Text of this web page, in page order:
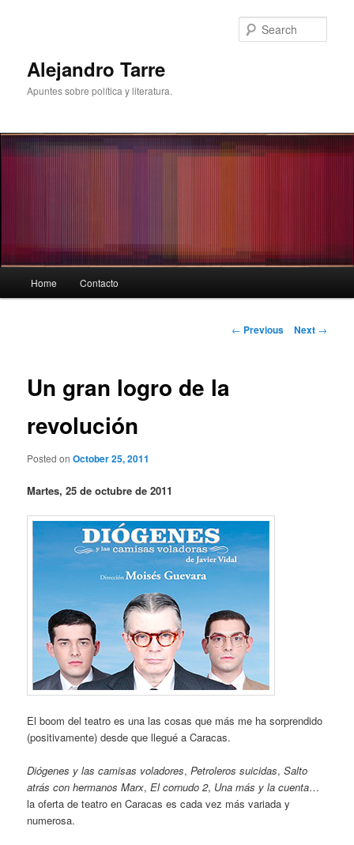
Alejandro Tarre
Apuntes sobre política y literatura.
Home Contacto
Post
← Previous Next →
Un gran logro de la
revolución
Posted onOctober 25, 2011
Martes, 25 de octubre de 2011
El boom del teatro es una las cosas que más me ha sorprendido
(positivamente) desde que llegué a Caracas.
Diógenes y las camisas voladores,Petroleros suicidas,Salto
atrás con hermanos Marx,El cornudo 2, Una más y la cuenta…
la oferta de teatro en Caracas es cada vez más variada y
numerosa.